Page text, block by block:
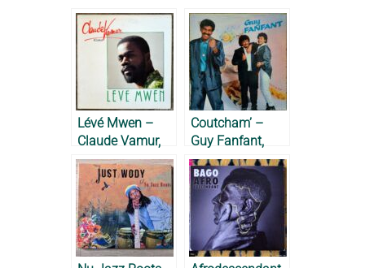
Lévé Mwen –
Claude Vamur,
1987
Coutcham’ –
Guy Fanfant,
1987